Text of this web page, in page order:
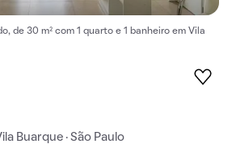
de 30 m² com 1 quarto e 1 banheiro em Vila
Buarque · São Paulo